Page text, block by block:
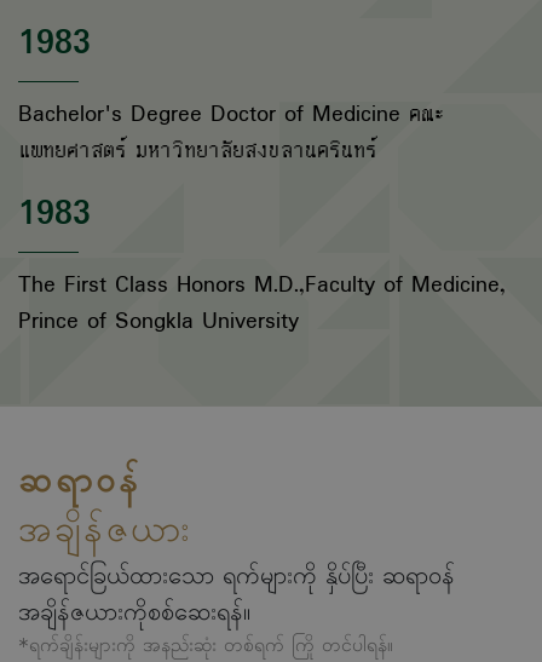
1983
Bachelor's Degree Doctor of Medicine คณะ
แพทยศาสตร์ มหาวิทยาลัยสงขลานครินทร์
1983
The First Class Honors M.D.,Faculty of Medicine,
Prince of Songkla University
ဆရာဝန်
အချိန်ဇယား
အရောင်ခြယ်ထားသော ရက်များကို နှိပ်ပြီး ဆရာဝန်
အချိန်ဇယားကိုစစ်ဆေးရန်။
*ရက်ချိန်းများကို အနည်းဆုံး တစ်ရက် ကြို တင်ပါရန်။